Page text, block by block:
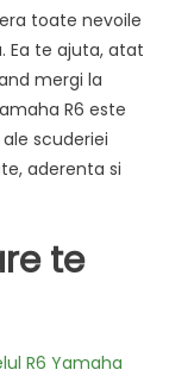
toate nevoile
Ea te ajuta, atat
mergi la
R6 este
scuderiei
aderenta si
te
R6 Yamaha